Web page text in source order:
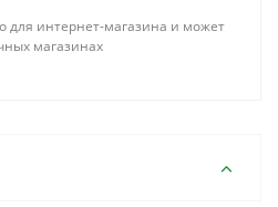
для интернет-магазина и может
магазинах